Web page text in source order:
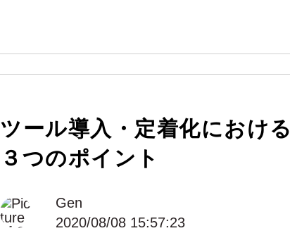
ツール導入・定着化における
３つのポイント
Gen
2020/08/08 15:57:23